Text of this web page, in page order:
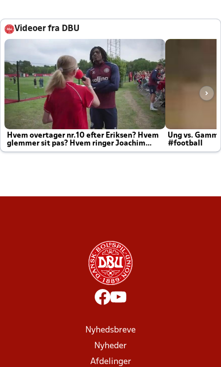
Videoer fra DBU
Hvem overtager nr.10 efter Eriksen? Hvem
glemmer sit pas? Hvem ringer Joachim
altid til efter kampe?
Ung vs.
#football
Nyhedsbreve
Nyheder
Afdelinger